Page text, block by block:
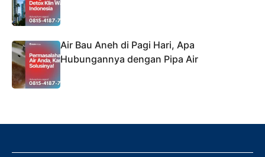
Air Bau Aneh di Pagi Hari, Apa
Hubungannya dengan Pipa Air